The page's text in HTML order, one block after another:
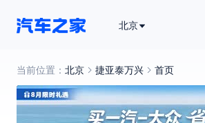
北京
当前位置： 北京 捷亚泰万兴 首页